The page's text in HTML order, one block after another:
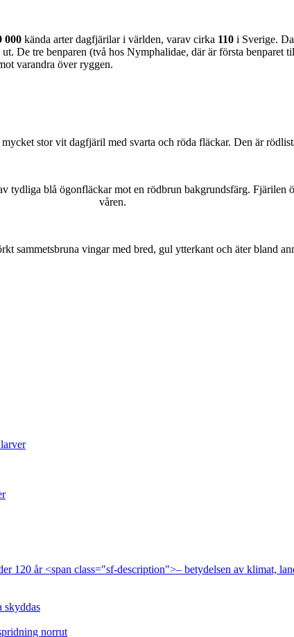
000 kända arter dagfjärilar i världen, varav cirka 110 i Sverige.
De tre benparen (två hos Nymphalidae, där är första
varandra över ryggen.
stor vit dagfjäril med svarta och röda fläckar. Den är
tydliga blå ögonfläckar mot en rödbrun bakgrundsfärg. Fjärilen
våren.
sammetsbruna vingar med bred, gul ytterkant och äter bland
120 år <span class="sf-description">– betydelsen av klimat,
skyddas
norrut